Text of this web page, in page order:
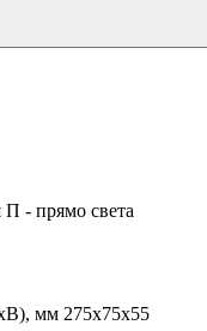
П - прямо света
мм 275х75х55